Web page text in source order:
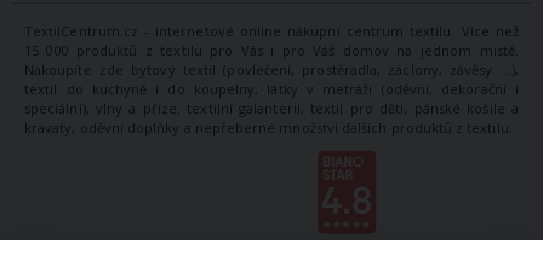
TextilCentrum.cz - internetové online nákupní centrum textilu. Více než
15 000 produktů z textilu pro Vás i pro Váš domov na jednom místě.
Nakoupíte zde bytový textil (povlečení, prostěradla, záclony, závěsy ...),
textil do kuchyně i do koupelny, látky v metráži (oděvní, dekorační i
speciální), vlny a příze, textilní galanterii, textil pro děti, pánské košile a
kravaty, oděvní doplňky a nepřeberné množství dalších produktů z textilu.